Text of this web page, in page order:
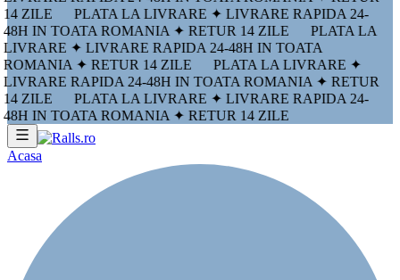
14 ZILE
PLATA LA LIVRARE ✦ LIVRARE RAPIDA 24-
48H IN TOATA ROMANIA ✦ RETUR 14 ZILE
PLATA LA
LIVRARE ✦ LIVRARE RAPIDA 24-48H IN TOATA
ROMANIA ✦ RETUR 14 ZILE
PLATA LA LIVRARE ✦
LIVRARE RAPIDA 24-48H IN TOATA ROMANIA ✦ RETUR
14 ZILE
PLATA LA LIVRARE ✦ LIVRARE RAPIDA 24-
48H IN TOATA ROMANIA ✦ RETUR 14 ZILE
Acasa